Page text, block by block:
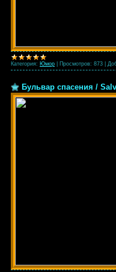
Категория: Юмор Просмотров: 873
Бульвар спасения /